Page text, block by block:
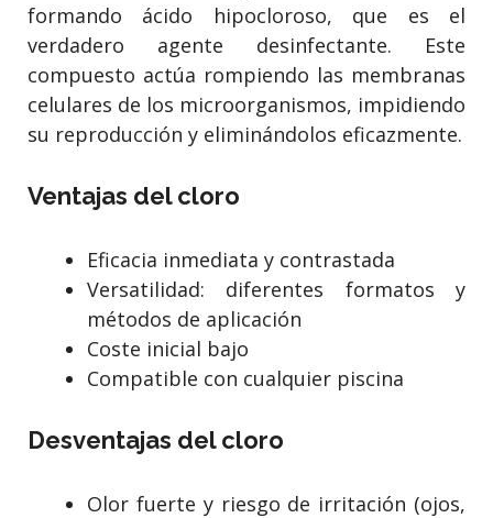
formando ácido hipocloroso, que es el
verdadero agente desinfectante. Este
compuesto actúa rompiendo las membranas
celulares de los microorganismos, impidiendo
su reproducción y eliminándolos eficazmente.
Ventajas del cloro
Eficacia inmediata y contrastada
Versatilidad: diferentes formatos y
métodos de aplicación
Coste inicial bajo
Compatible con cualquier piscina
Desventajas del cloro
Olor fuerte y riesgo de irritación (ojos,